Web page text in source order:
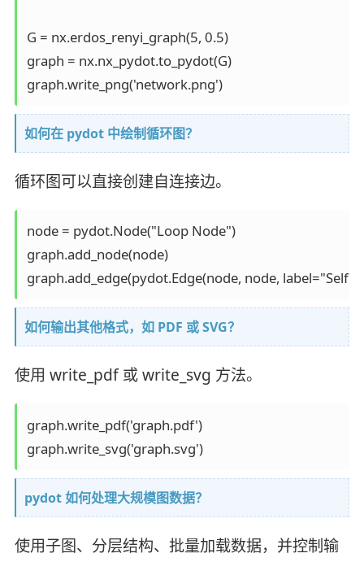
G = nx.erdos_renyi_graph(5, 0.5)
graph = nx.nx_pydot.to_pydot(G)
graph.write_png('network.png')
如何在 pydot 中绘制循环图？
循环图可以直接创建自连接边。
node = pydot.Node("Loop Node")
graph.add_node(node)
graph.add_edge(pydot.Edge(node, node, label="Self
如何输出其他格式，如 PDF 或 SVG？
使用 write_pdf 或 write_svg 方法。
graph.write_pdf('graph.pdf')
graph.write_svg('graph.svg')
pydot 如何处理大规模图数据？
使用子图、分层结构、批量加载数据，并控制输